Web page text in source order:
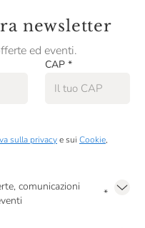
newsletter
ed eventi.
CAP *
sulla privacye sui Cookie,
comunicazioni
*